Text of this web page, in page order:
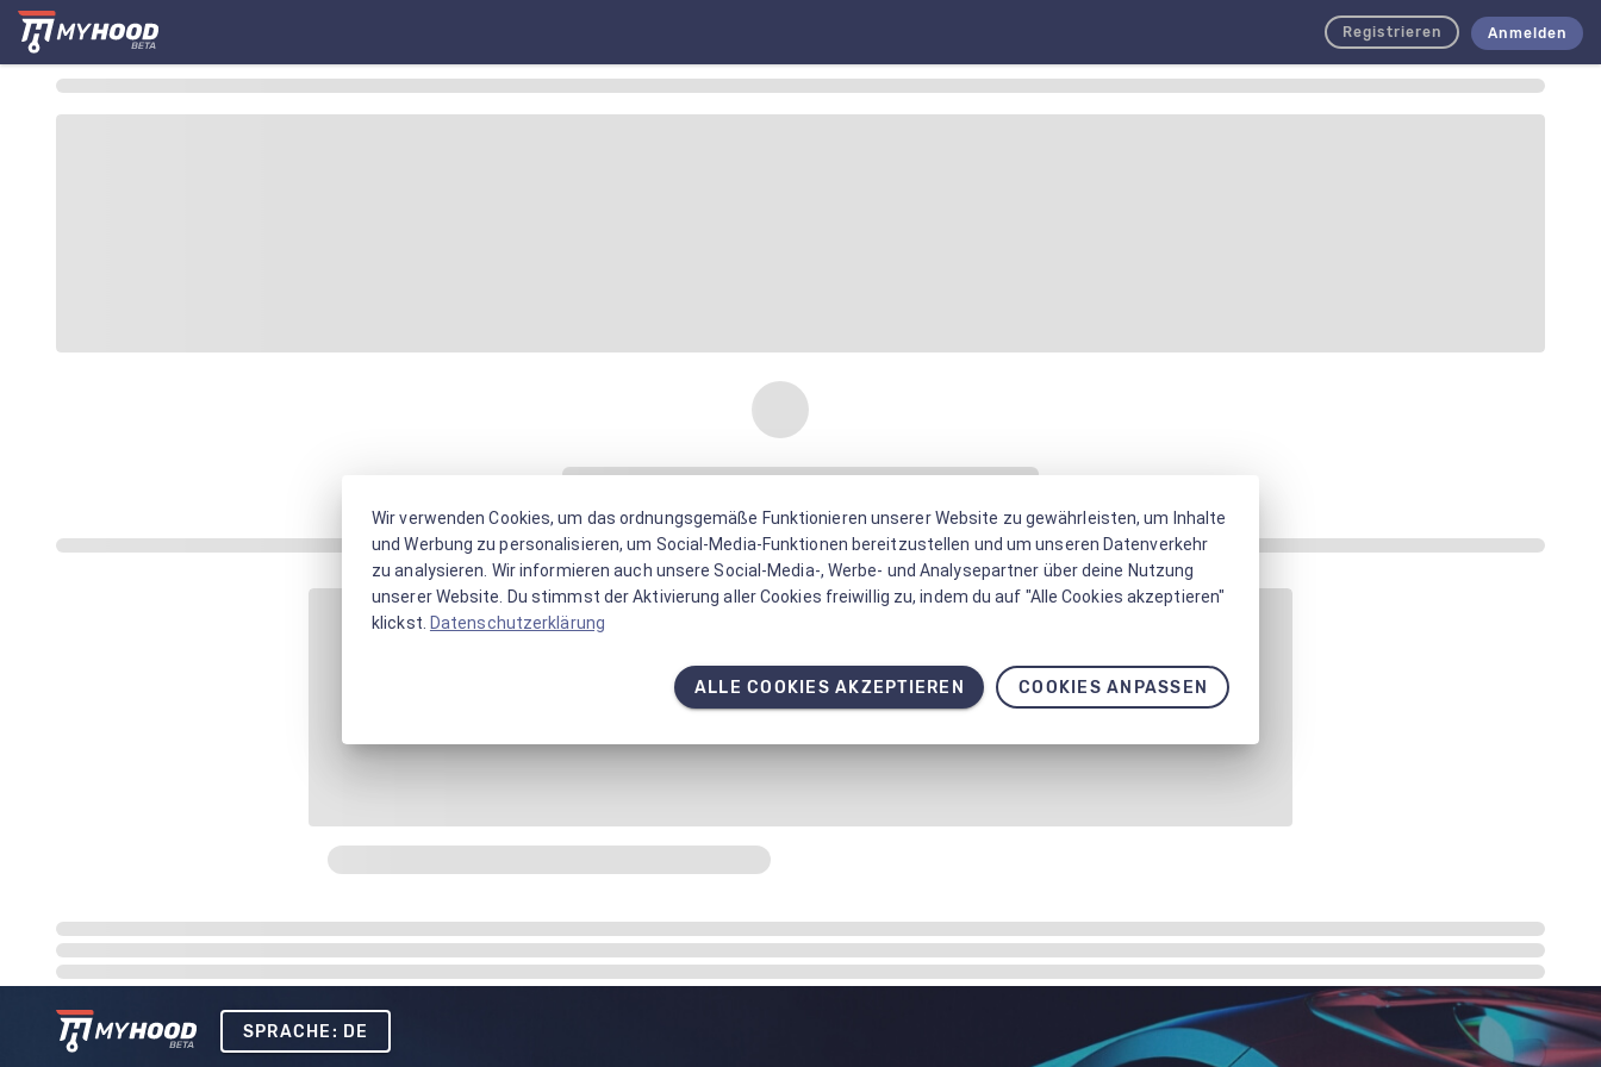
Registrieren Anmelden
SPRACHE: DE
Wir verwenden Cookies, um das ordnungsgemäße Funktionieren unserer Website zu gewährleisten, um Inhalte
und Werbung zu personalisieren, um Social-Media-Funktionen bereitzustellen und um unseren Datenverkehr
zu analysieren. Wir informieren auch unsere Social-Media-, Werbe- und Analysepartner über deine Nutzung
unserer Website. Du stimmst der Aktivierung aller Cookies freiwillig zu, indem du auf "Alle Cookies akzeptieren"
klickst. Datenschutzerklärung
ALLE COOKIES AKZEPTIEREN COOKIES ANPASSEN